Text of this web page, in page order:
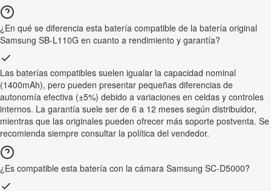
¿En qué se diferencia esta batería compatible de la batería original
Samsung SB-L110G en cuanto a rendimiento y garantía?
Las baterías compatibles suelen igualar la capacidad nominal
(1400mAh), pero pueden presentar pequeñas diferencias de
autonomía efectiva (±5%) debido a variaciones en celdas y controles
internos. La garantía suele ser de 6 a 12 meses según distribuidor,
mientras que las originales pueden ofrecer más soporte postventa. Se
recomienda siempre consultar la política del vendedor.
¿Es compatible esta batería con la cámara Samsung SC-D5000?